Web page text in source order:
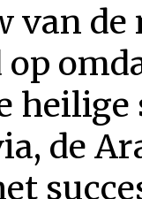
van
de